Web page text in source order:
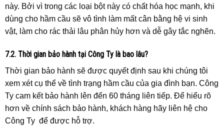
này. Bởi vì trong các loại bột này có chất hóa học mạnh, khi
dùng cho hầm cầu sẽ vô tình làm mất cân bằng hệ vi sinh
vật, làm cho rác thải lâu phân hủy hơn và dễ gây tắc nghẽn.
7.2. Thời gian bảo hành tại Công Ty là bao lâu?
Thời gian bảo hành sẽ được quyết định sau khi chúng tôi
xem xét cụ thể về tình trạng hầm cầu của gia đình bạn. Công
Ty cam kết bảo hành lên đến 60 tháng liên tiếp. Để hiểu rõ
hơn về chính sách bảo hành, khách hàng hãy liên hệ cho
Công Ty để được hỗ trợ.